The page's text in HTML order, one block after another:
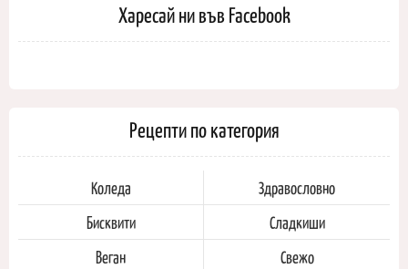
Харесай ни във Facebook
Рецепти по категория
Коледа
Здравословно
Бисквити
Сладкиши
Веган
Свежо